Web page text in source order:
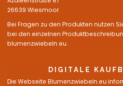
26639 Wiesmoor
Bei Fragen zu den Produkten nutzen
bei den einzelnen
blumenzwiebeln.eu.
DIGITALE
Die Webseite Blumenzwiebeln.eu